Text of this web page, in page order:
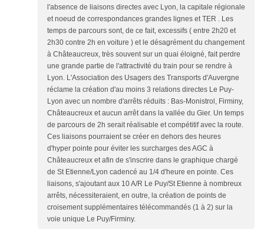
l'absence de liaisons directes avec Lyon, la capitale régionale
et noeud de correspondances grandes lignes et TER . Les
temps de parcours sont, de ce fait, excessifs ( entre 2h20 et
2h30 contre 2h en voiture ) et le désagrément du changement
à Châteaucreux, très souvent sur un quai éloigné, fait perdre
une grande partie de l'attractivité du train pour se rendre à
Lyon. L'Association des Usagers des Transports d'Auvergne
réclame la création d'au moins 3 relations directes Le Puy-
Lyon avec un nombre d'arrêts réduits : Bas-Monistrol, Firminy,
Châteaucreux et aucun arrêt dans la vallée du Gier. Un temps
de parcours de 2h serait réalisable et compétitif avec la route.
Ces liaisons pourraient se créer en dehors des heures
d'hyper pointe pour éviter les surcharges des AGC à
Châteaucreux et afin de s'inscrire dans le graphique chargé
de St Etienne/Lyon cadencé au 1/4 d'heure en pointe. Ces
liaisons, s'ajoutant aux 10 A/R Le Puy/St Etienne à nombreux
arrêts, nécessiteraient, en outre, la création de points de
croisement supplémentaires télécommandés (1 à 2) sur la
voie unique Le Puy/Firminy.